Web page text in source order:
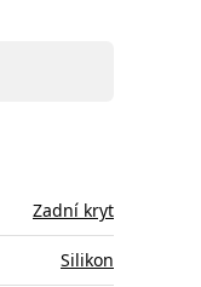
Zadní kryt
Silikon